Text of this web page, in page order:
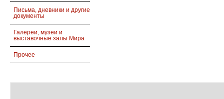
Письма, дневники и другие
документы
Галереи, музеи и
выставочные залы Мира
Прочее